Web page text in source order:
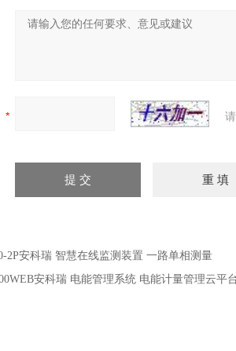
2P安科瑞 智慧在线监测装置 一路单相测量
安科瑞 电能管理系统 电能计量管理云平